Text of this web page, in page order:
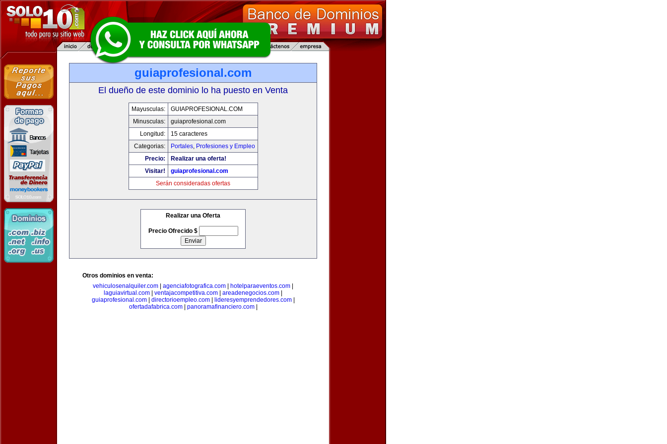
guiaprofesional.com
El dueño de este dominio lo ha puesto en Venta
Mayusculas:
GUIAPROFESIONAL.COM
Minusculas:
guiaprofesional.com
Longitud:
15 caracteres
Categorias:
Portales, Profesiones y Empleo
Precio:
Realizar una oferta!
Visitar!
guiaprofesional.com
Serán consideradas ofertas
Realizar una Oferta
Precio Ofrecido $
Otros dominios en venta:
vehiculosenalquiler.com
agenciafotografica.com hotelparaeventos.com
laguiavirtual.com
ventajacompetitiva.com areadenegocios.com
guiaprofesional.com| directorioempleo.com| lideresyemprendedores.com|
ofertadafabrica.com| panoramafinanciero.com|